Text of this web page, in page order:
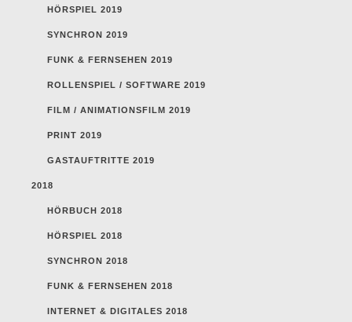
HÖRSPIEL 2019
SYNCHRON 2019
FUNK & FERNSEHEN 2019
ROLLENSPIEL / SOFTWARE 2019
FILM / ANIMATIONSFILM 2019
PRINT 2019
GASTAUFTRITTE 2019
2018
HÖRBUCH 2018
HÖRSPIEL 2018
SYNCHRON 2018
FUNK & FERNSEHEN 2018
INTERNET & DIGITALES 2018